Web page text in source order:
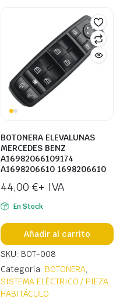
BOTONERA ELEVALUNAS
MERCEDES BENZ
A16982066109174
A1698206610 1698206610
44,00 €+ IVA
En Stock
Añadir al carrito
SKU: BOT-008
Categoría: BOTONERA,
SISTEMA ELÉCTRICO / PIEZA
HABITÁCULO